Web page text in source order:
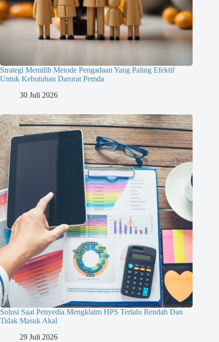
Strategi Memilih Metode Pengadaan Yang Paling Efektif
Untuk Kebutuhan Darurat Pemda
30 Juli 2026
Solusi Saat Penyedia Mengklaim HPS Terlalu Rendah Dan
Tidak Masuk Akal
29 Juli 2026